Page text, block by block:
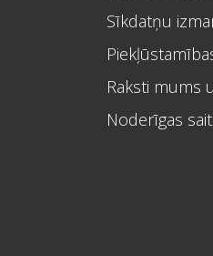
Sīkdatņu
Raksti mums
Noderīgas